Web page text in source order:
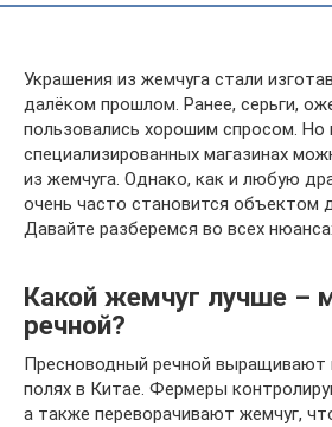
Украшения из жемчуга стали
далёком прошлом. Ранее, серьги,
пользовались хорошим спросом. Но
специализированных магазинах
из жемчуга. Однако, как и любую
очень часто становится объектом
Давайте разберемся во всех
Какой жемчуг лучше –
речной?
Пресноводный речной выращивают
полях в Китае. Фермеры
а также переворачивают жемчуг,